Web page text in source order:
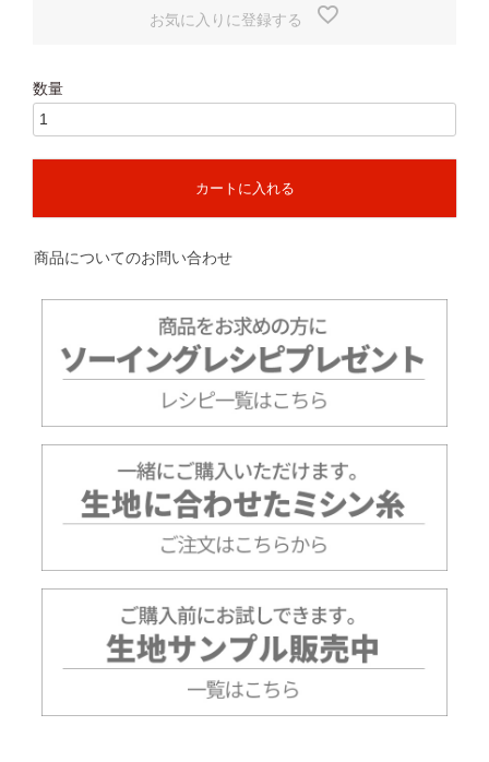
お気に入りに登録する
カートに入れる
商品についてのお問い合わせ